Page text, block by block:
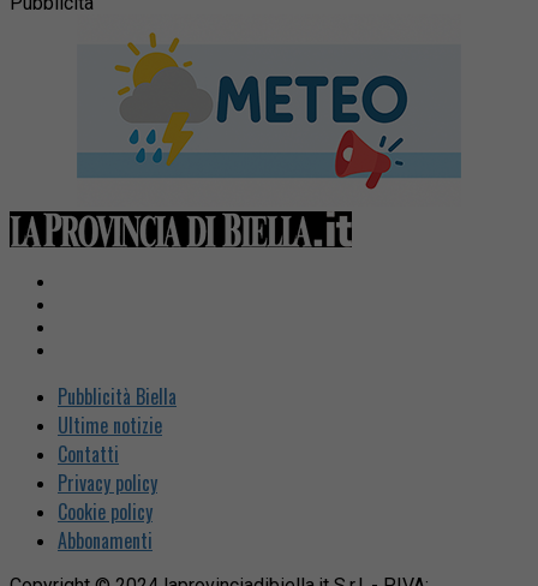
Pubblicità Biella
Ultime notizie
Contatti
Privacy policy
Cookie policy
Abbonamenti